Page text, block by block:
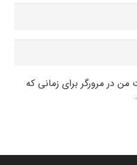
من در مرورگر برای زمانی که